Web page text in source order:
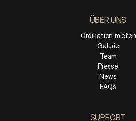
ÜBER UNS
Ordination mieten
Galerie
Team
Presse
News
FAQs
SUPPORT